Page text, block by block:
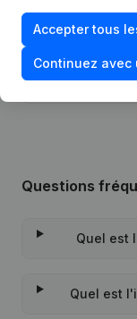
21-09-2016
Questions
Quel est
Quel est
Accepter tous
Continuez